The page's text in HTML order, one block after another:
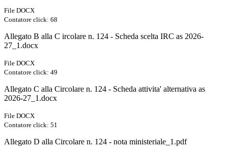
File DOCX
Contatore click: 68
Allegato B alla C ircolare n. 124 - Scheda scelta IRC as 2026-
27_1.docx
File DOCX
Contatore click: 49
Allegato C alla Circolare n. 124 - Scheda attivita' alternativa as
2026-27_1.docx
File DOCX
Contatore click: 51
Allegato D alla Circolare n. 124 - nota ministeriale_1.pdf